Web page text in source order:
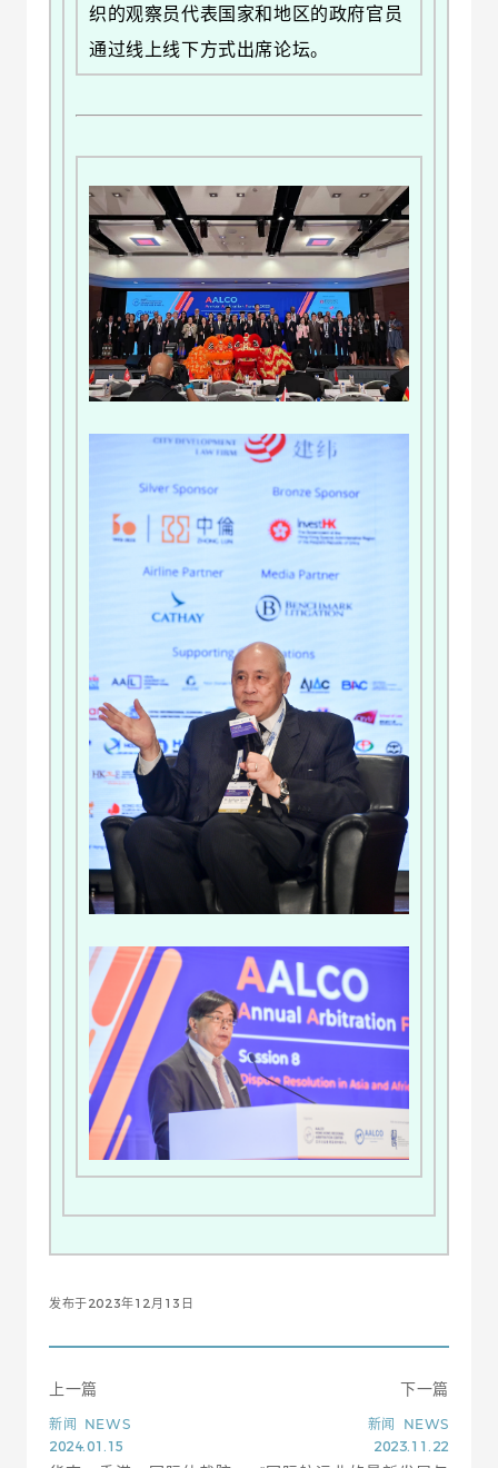
织的观察员代表国家和地区的政府官员
通过线上线下方式出席论坛。
发布于2023年12月13日
上一篇
新闻
NEWS
2024.01.15
下一篇
新闻
NEWS
2023.11.22